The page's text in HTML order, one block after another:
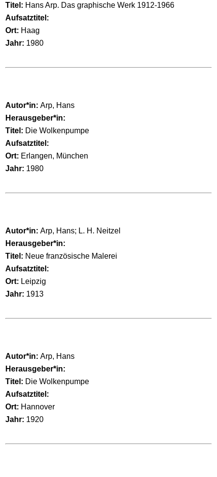
Titel: Hans Arp. Das graphische Werk 1912-1966
Aufsatztitel:
Ort: Haag
Jahr: 1980
Autor*in: Arp, Hans
Herausgeber*in:
Titel: Die Wolkenpumpe
Aufsatztitel:
Ort: Erlangen, München
Jahr: 1980
Autor*in: Arp, Hans; L. H. Neitzel
Herausgeber*in:
Titel: Neue französische Malerei
Aufsatztitel:
Ort: Leipzig
Jahr: 1913
Autor*in: Arp, Hans
Herausgeber*in:
Titel: Die Wolkenpumpe
Aufsatztitel:
Ort: Hannover
Jahr: 1920